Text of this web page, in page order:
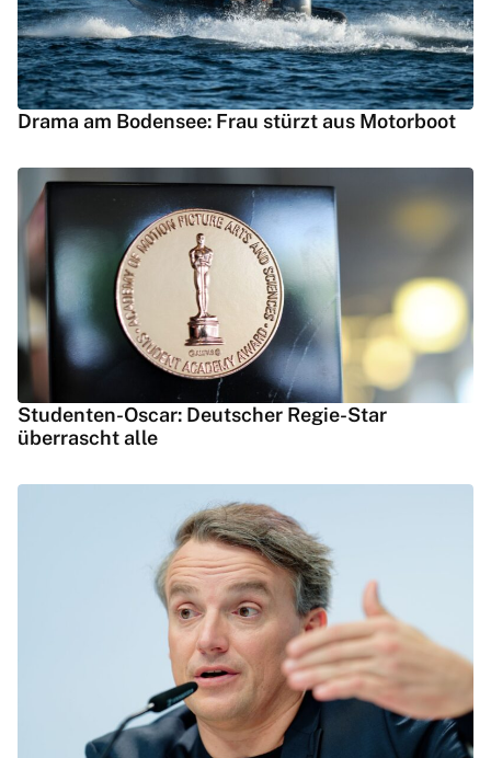
Drama am Bodensee: Frau stürzt aus Motorboot
Studenten-Oscar: Deutscher Regie-Star
überrascht alle